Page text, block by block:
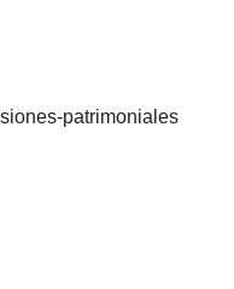
patrimoniales